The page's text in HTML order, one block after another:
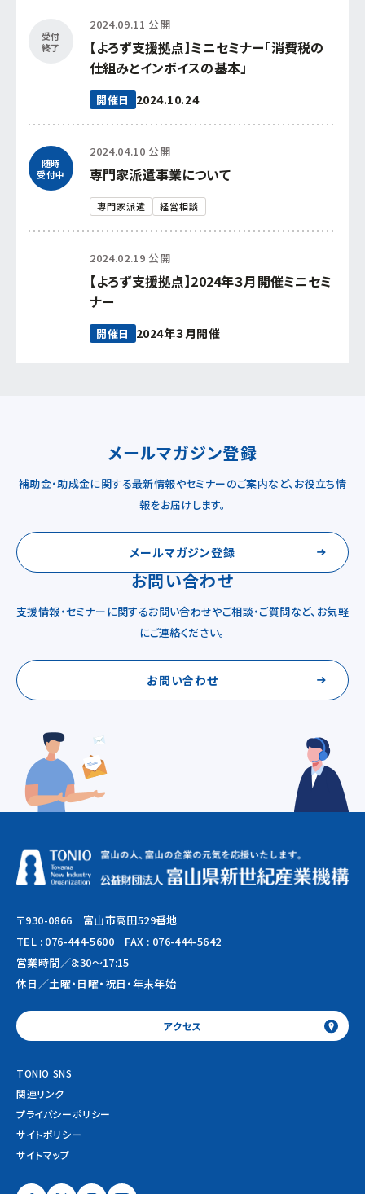
受付
終了
2024.09.11 公開
【よろず支援拠点】ミニセミナー「消費税の
仕組みとインボイスの基本」
開催日 2024.10.24
随時
受付中
2024.04.10 公開
専門家派遣事業について
専門家派遣 経営相談
2024.02.19 公開
【よろず支援拠点】2024年３月開催ミニセミ
ナー
開催日 2024年３月開催
メールマガジン登録
補助金・助成金に関する最新情報やセミナーのご案内など、お役立ち情
報をお届けします。
メールマガジン登録
お問い合わせ
支援情報・セミナーに関するお問い合わせやご相談・ご質問など、お気軽
にご連絡ください。
お問い合わせ
〒930-0866 富山市高田529番地
TEL : 076-444-5600 FAX : 076-444-5642
営業時間／8:30～17:15
休日／土曜・日曜・祝日・年末年始
アクセス
TONIO SNS
関連リンク
プライバシーポリシー
サイトポリシー
サイトマップ